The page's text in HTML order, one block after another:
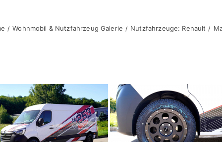
Wohnmobil & Nutzfahrzeug Galerie Nutzfahrzeuge: Renault